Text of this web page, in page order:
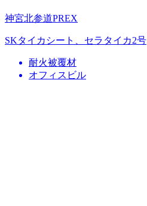
神宮北参道PREX
SKタイカシート、セラタイカ2号
耐火被覆材
オフィスビル